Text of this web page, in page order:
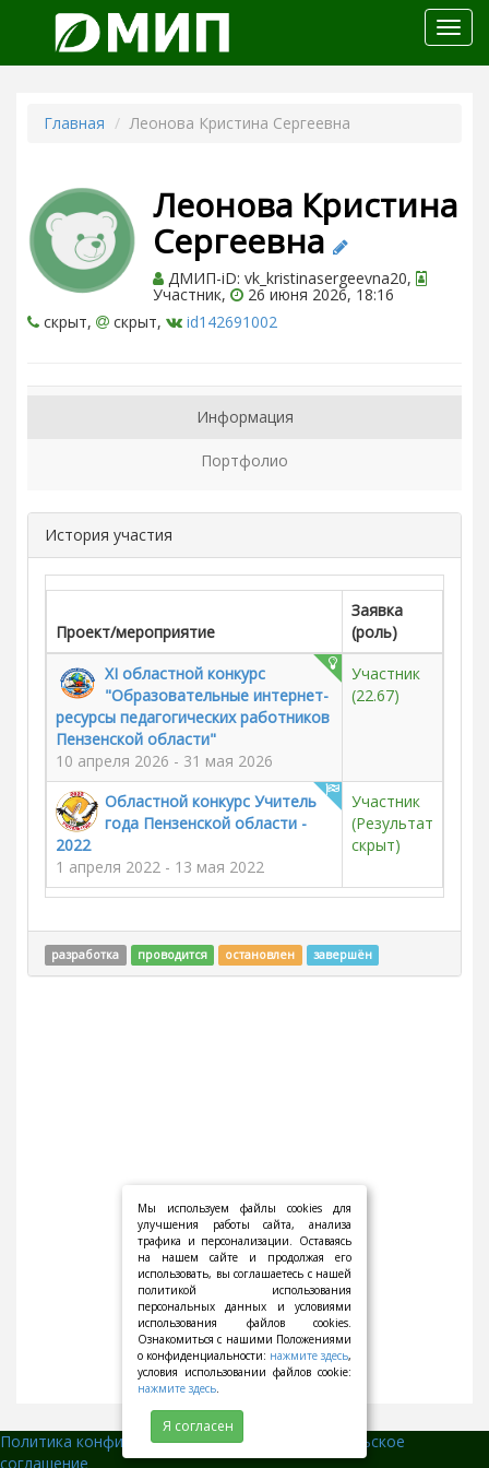
меню
Главная Леонова Кристина Сергеевна
Леонова Кристина
Сергеевна
ДМИП-iD: vk_kristinasergeevna20,
Участник,
26 июня 2026, 18:16
скрыт,
скрыт, id142691002
Информация
Портфолио
История участия
Проект/мероприятие
Заявка
(роль)
XI областной конкурс
"Образовательные интернет-
ресурсы педагогических работников
Пензенской области"
10 апреля 2026 - 31 мая 2026
Участник
(22.67)
Областной конкурс Учитель
года Пензенской области -
2022
1 апреля 2022 - 13 мая 2022
Участник
(Результат
скрыт)
разработка проводится остановлен завершён
Политика конфиденциальности||
Пользовательское
соглашение
Мы используем файлы cookies для
улучшения работы сайта, анализа
трафика и персонализации. Оставаясь
на нашем сайте и продолжая его
использовать, вы соглашаетесь с нашей
политикой использования
персональных данных и условиями
использования файлов cookies.
Ознакомиться с нашими Положениями
о конфиденциальности: нажмите здесь,
условия использовании файлов cookie:
нажмите здесь.
Я согласен